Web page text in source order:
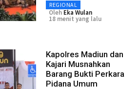
REGIONAL
Oleh Eka Wulan
18 menit yang lalu
Kapolres Madiun dan
Kajari Musnahkan
Barang Bukti Perkara
Pidana Umum